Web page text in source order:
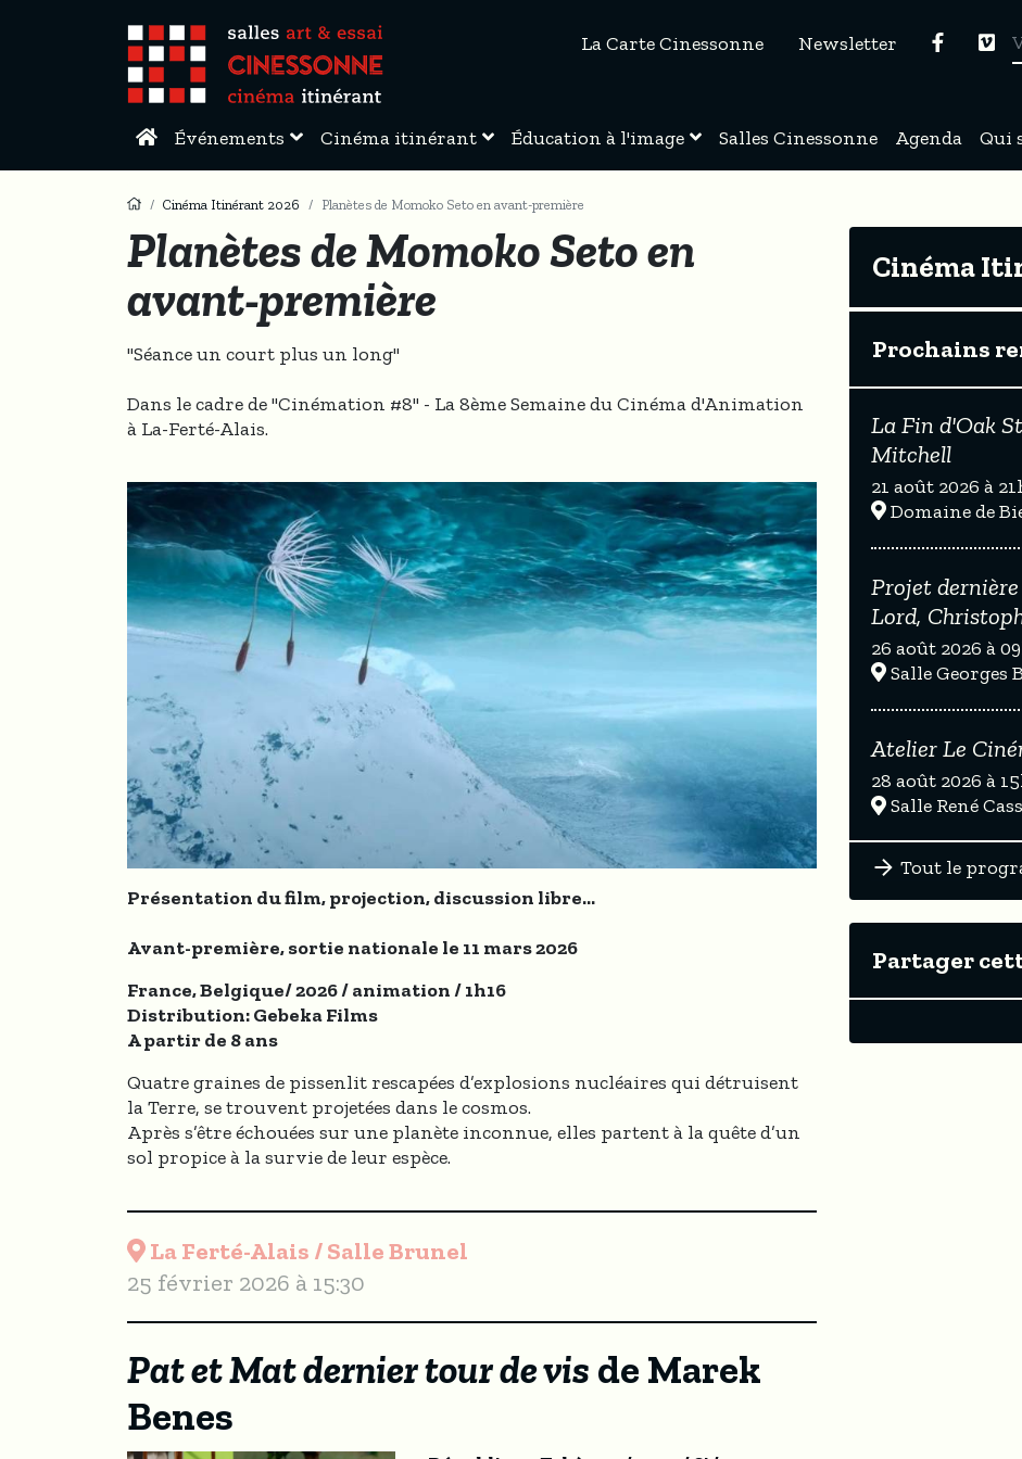
La Carte Cinessonne Newsletter
Événements Cinéma itinérant Éducation à l'image Salles Cinessonne Agenda Qui
Cinéma Itinérant 2026 Planètes de Momoko Seto en avant-première
Planètes de Momoko Seto en
avant-première
"Séance un court plus un long"
Dans le cadre de "Cinémation #8" - La 8ème Semaine du Cinéma d'Animation
à La-Ferté-Alais.
Présentation du film, projection, discussion libre...
Avant-première, sortie nationale le 11 mars 2026
France, Belgique/ 2026 / animation / 1h16
Distribution: Gebeka Films
A partir de 8 ans
Quatre graines de pissenlit rescapées d’explosions nucléaires qui détruisent
la Terre, se trouvent projetées dans le cosmos.
Après s’être échouées sur une planète inconnue, elles partent à la quête d’un
sol propice à la survie de leur espèce.
La Ferté-Alais / Salle Brunel
25 février 2026 à 15:30
Pat et Mat dernier tour de vis de Marek
Benes
Cinéma
Prochains
La Fin d'Oak
Mitchell
21 août 2026 à
Domaine de
Projet
Lord,
26 août 2026 à
Salle Georges
Atelier Le
28 août 2026 à
Salle René
Tout le
Partager